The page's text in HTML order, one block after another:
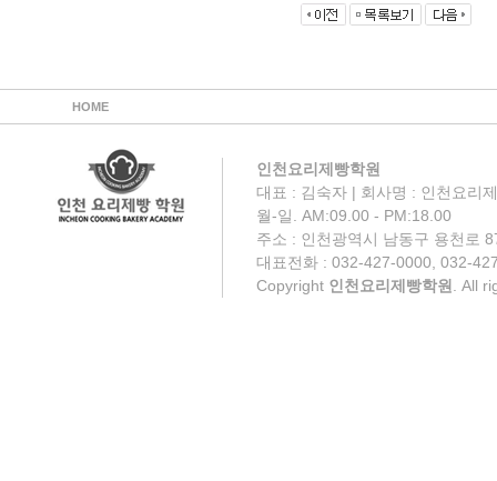
HOME
인천요리제빵학원
대표 : 김숙자 | 회사명 : 인천요리
월-일. AM:09.00 - PM:18.00
주소 : 인천광역시 남동구 용천로
대표전화 : 032-427-0000, 032-
Copyright 인천요리제빵학원 . All